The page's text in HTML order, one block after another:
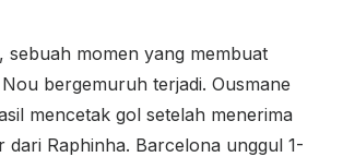
sebuah momen yang membuat
bergemuruh terjadi. Ousmane
mencetak gol setelah menerima
dari Raphinha. Barcelona unggul 1-